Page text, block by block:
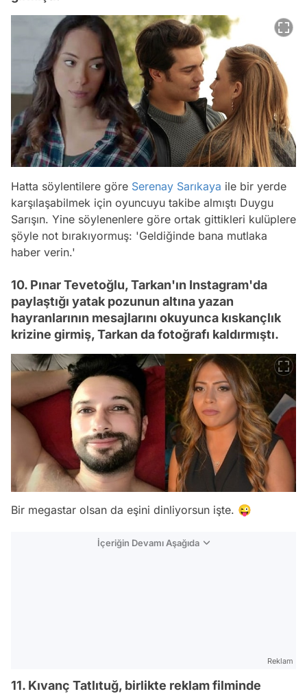
Hatta söylentilere göre Serenay Sarıkaya ile bir yerde
karşılaşabilmek için oyuncuyu takibe almıştı Duygu
Sarışın. Yine söylenenlere göre ortak gittikleri kulüplere
şöyle not bırakıyormuş: 'Geldiğinde bana mutlaka
haber verin.'
10. Pınar Tevetoğlu, Tarkan'ın Instagram'da
paylaştığı yatak pozunun altına yazan
hayranlarının mesajlarını okuyunca kıskançlık
krizine girmiş, Tarkan da fotoğrafı kaldırmıştı.
Bir megastar olsan da eşini dinliyorsun işte. 😜
İçeriğin Devamı Aşağıda
Reklam
11. Kıvanç Tatlıtuğ, birlikte reklam filminde